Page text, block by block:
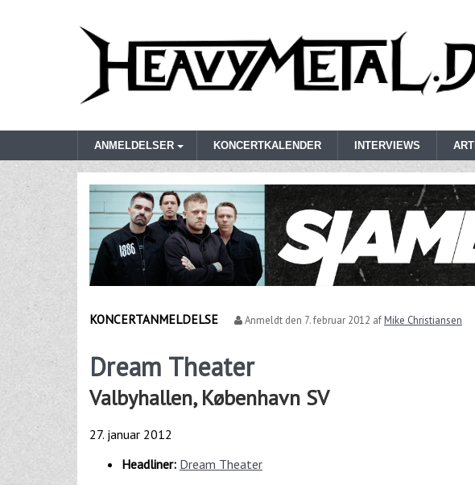
ANMELDELSER KONCERTKALENDER INTERVIEWS
KONCERTANMELDELSE Anmeldt den 7. februar 2012 afMike Christiansen
Dream Theater
Valbyhallen, København SV
27. januar 2012
Headliner: Dream Theater